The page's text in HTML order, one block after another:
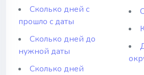
Сколько дней с
прошло с даты
Сколько дней до
нужной даты
Сколько дней